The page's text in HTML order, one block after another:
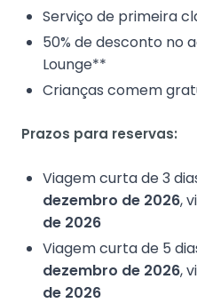
Serviço de primeira
50% de desconto no
Lounge**
Crianças comem
Prazos para reservas:
Viagem curta de 3
dezembro de 2026,
de 2026
Viagem curta de 5
dezembro de 2026,
de 2026